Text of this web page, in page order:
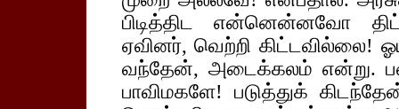
பிடித்திட என்னென்னவோ
ஏவினர், வெற்றி கிட்டவில்லை!
வந்தேன், அடைக்கலம் என்று.
பாவிமகளே! படுத்துக்